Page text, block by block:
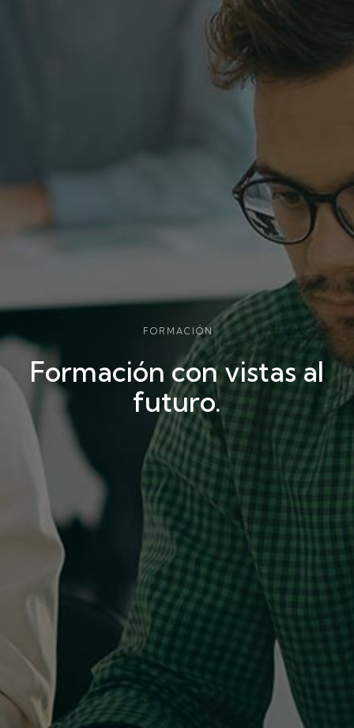
FORMACIÓN
Formación con vistas al
futuro.